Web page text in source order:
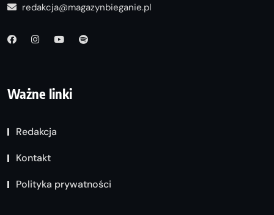
redakcja@magazynbieganie.pl
Ważne linki
Redakcja
Kontakt
Polityka prywatności